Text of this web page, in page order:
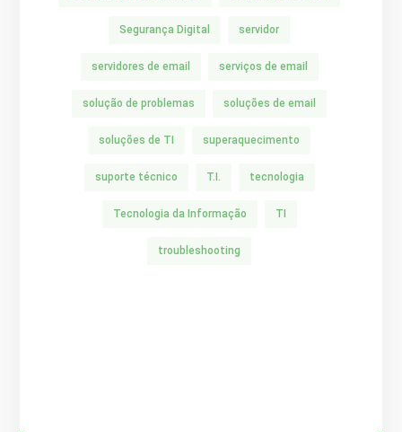
Segurança Digital servidor
servidores de email serviços de email
solução de problemas soluções de email
soluções de TI superaquecimento
suporte técnico T.I. tecnologia
Tecnologia da Informação TI
troubleshooting